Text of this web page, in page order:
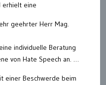
erhielt eine
geehrter Herr Mag.
individuelle Beratung
von Hate Speech an. …
einer Beschwerde beim